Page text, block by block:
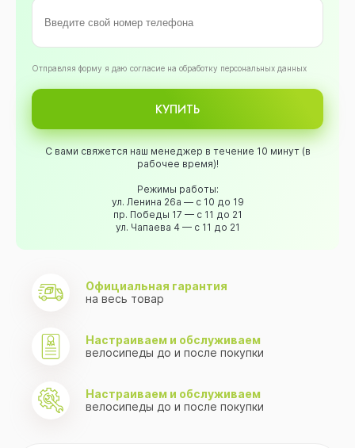
Oтправляя форму я даю согласие на обработку персональных данных
КУПИТЬ
С вами свяжется наш менеджер в течение 10 минут (в
рабочее время)!
Режимы работы:
ул. Ленина 26а — с 10 до 19
пр. Победы 17 — с 11 до 21
ул. Чапаева 4 — с 11 до 21
Официальная гарантия
на весь товар
Настраиваем и обслуживаем
велосипеды до и после покупки
Настраиваем и обслуживаем
велосипеды до и после покупки